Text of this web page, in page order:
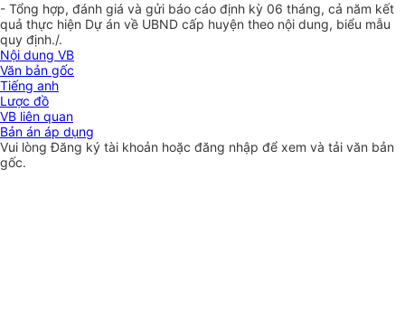
- Tổng hợp, đánh giá và gửi báo cáo định kỳ 06 tháng, cả năm kết
quả thực hiện Dự án về UBND cấp huyện theo nội dung, biểu mẫu
quy định./.
Nội dung VB
Văn bản gốc
Tiếng anh
Lược đồ
VB liên quan
Bản án áp dụng
Vui lòngĐăng ký tài khoản hoặc đăng nhập để xem và tải văn bản
gốc.